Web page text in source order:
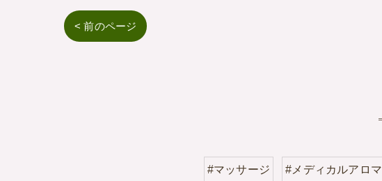
< 前のページ
#マッサージ #メディカルアロマ